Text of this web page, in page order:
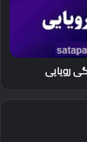
و جذاب
رویایی